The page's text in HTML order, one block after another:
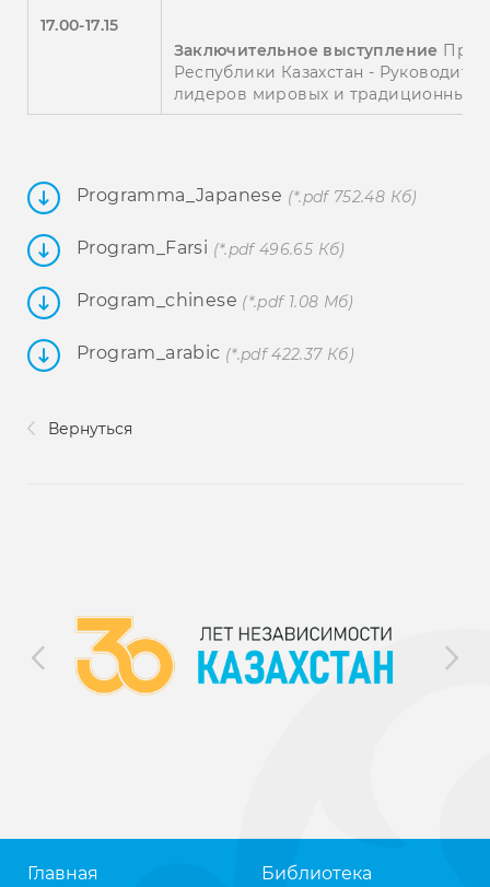
17.00-17.15
Заключительное выступление
Республики Казахстан -
лидеров мировых и традиционных
Programma_Japanese (*.pdf 752.48 Кб)
Program_Farsi (*.pdf 496.65 Кб)
Program_chinese (*.pdf 1.08 Мб)
Program_arabic (*.pdf 422.37 Кб)
Вернуться
Главная Библиотека